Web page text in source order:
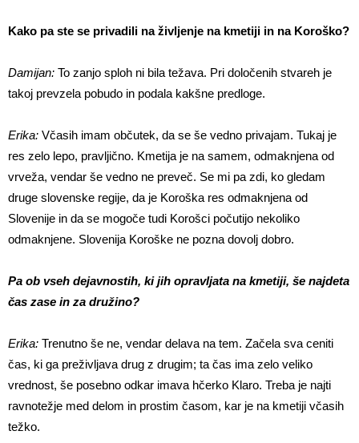
Kako pa ste se privadili na življenje na kmetiji in na Koroško?
Damijan: To zanjo sploh ni bila težava. Pri določenih stvareh je
takoj prevzela pobudo in podala kakšne predloge.
Erika: Včasih imam občutek, da se še vedno privajam. Tukaj je
res zelo lepo, pravljično. Kmetija je na samem, odmaknjena od
vrveža, vendar še vedno ne preveč. Se mi pa zdi, ko gledam
druge slovenske regije, da je Koroška res odmaknjena od
Slovenije in da se mogoče tudi Korošci počutijo nekoliko
odmaknjene. Slovenija Koroške ne pozna dovolj dobro.
Pa ob vseh dejavnostih, ki jih opravljata na kmetiji, še najdeta
čas zase in za družino?
Erika: Trenutno še ne, vendar delava na tem. Začela sva ceniti
čas, ki ga preživljava drug z drugim; ta čas ima zelo veliko
vrednost, še posebno odkar imava hčerko Klaro. Treba je najti
ravnotežje med delom in prostim časom, kar je na kmetiji včasih
težko.